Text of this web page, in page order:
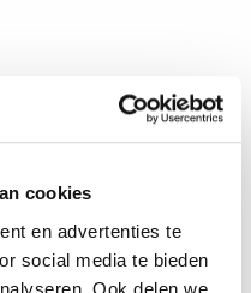
cookies
en advertenties te
social media te bieden
Ook delen we